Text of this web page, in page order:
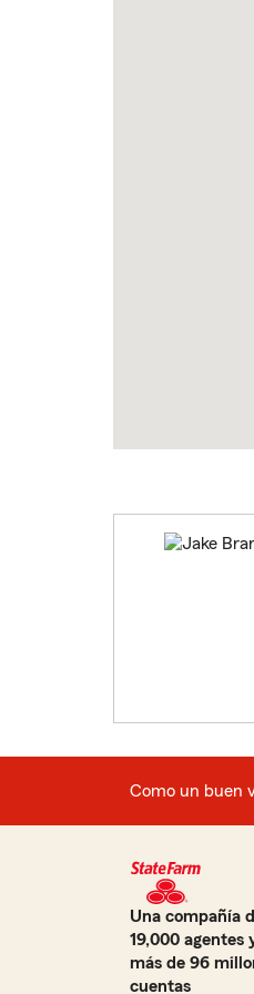
Como un buen
Una compañía
19,000 agentes
más de 96
cuentas